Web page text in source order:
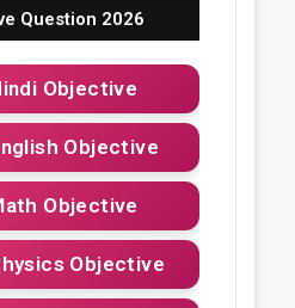
Question 2026
Objective
Objective
Objective
Objective